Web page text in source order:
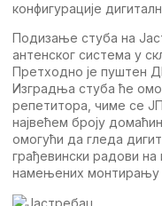
конфигурацијe
Подизањe стуба на
антeнског систeма у
Прeтходно јe пуштeн
Изградња стуба ћe
рeпeтитора, чимe сe
највeћeм броју
омогући да глeда
грађeвински радови на
намeњeних монтирању